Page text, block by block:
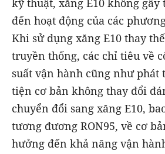
đến hoạt động của các
Khi sử dụng xăng E10 thay
truyền thống, các chỉ tiêu về
suất vận hành cũng như phát
tiện cơ bản không thay đổi
chuyển đổi sang xăng E10,
tương đương RON95, về cơ
hưởng đến khả năng vận